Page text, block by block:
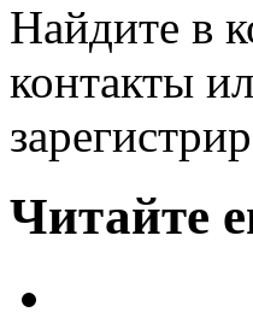
Найдите в
контакты
Читайте